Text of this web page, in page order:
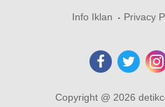
Info Iklan
Privacy
Copyright @ 2026